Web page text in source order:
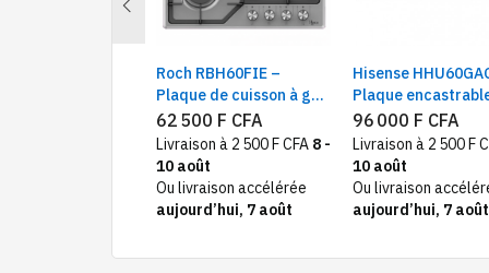
Previous
Roch RBH60FIE –
Plaque de cuisson à gaz
encastrable 4 feux – 60
x 60 cm
62 500 F CFA
Livraison à 2 500 F CFA 8 -
10 août
Ou livraison accélérée
aujourd’hui, 7 août
Hisense
Plaque
4Feux à Gaz 60X60
96 000 F CFA
Livraison à 2 500 F
10 août
Ou livraison
aujourd’hui, 7 août